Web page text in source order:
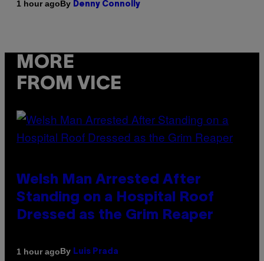
1 hour agoBy Denny Connolly
MORE
FROM VICE
Welsh Man Arrested After
Standing on a Hospital Roof
Dressed as the Grim Reaper
1 hour agoBy Luis Prada